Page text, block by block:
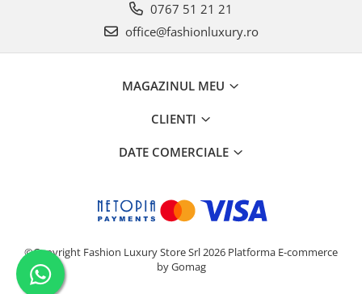
0767 51 21 21
office@fashionluxury.ro
MAGAZINUL MEU
CLIENTI
DATE COMERCIALE
©Copyright Fashion Luxury Store Srl 2026 Platforma E-commerce
by Gomag